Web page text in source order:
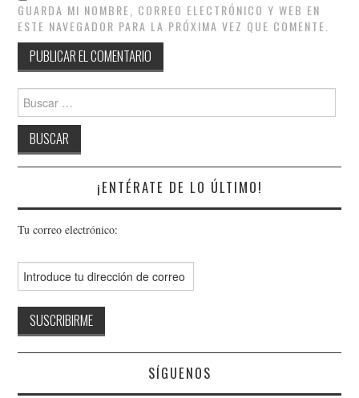
GUARDA MI NOMBRE, CORREO ELECTRÓNICO Y WEB EN
ESTE NAVEGADOR PARA LA PRÓXIMA VEZ QUE COMENTE.
Buscar:
¡ENTÉRATE DE LO ÚLTIMO!
Tu correo electrónico:
SÍGUENOS